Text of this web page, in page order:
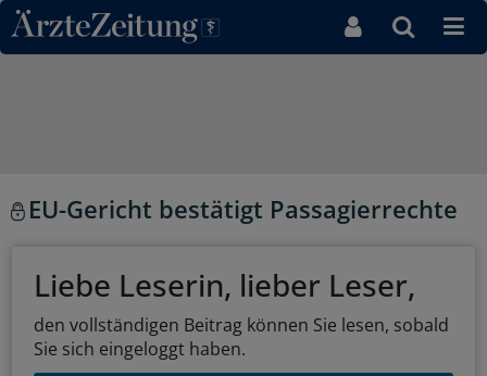
Direkt zum Inhaltsbereich
EU-Gericht bestätigt Passagierrechte
Liebe Leserin, lieber Leser,
den vollständigen Beitrag können Sie lesen, sobald
Sie sich eingeloggt haben.